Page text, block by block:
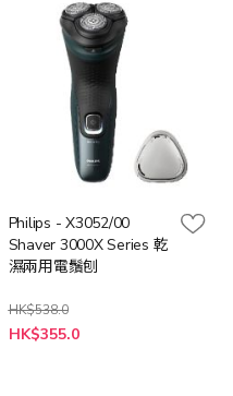
Philips - X3052/00
Shaver 3000X Series 乾
濕兩用電鬚刨
HK$538.0
特
殊
HK$355.0